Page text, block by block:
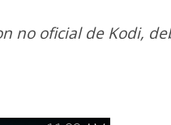
no oficial de Kodi,